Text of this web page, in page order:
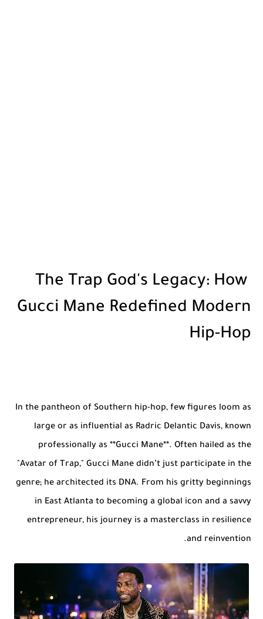
The Trap God's Legacy: How
Gucci Mane Redefined Modern
Hip-Hop
In the pantheon of Southern hip-hop, few figures loom as
large or as influential as Radric Delantic Davis, known
professionally as **Gucci Mane**. Often hailed as the
"Avatar of Trap," Gucci Mane didn’t just participate in the
genre; he architected its DNA. From his gritty beginnings
in East Atlanta to becoming a global icon and a savvy
entrepreneur, his journey is a masterclass in resilience
and reinvention.